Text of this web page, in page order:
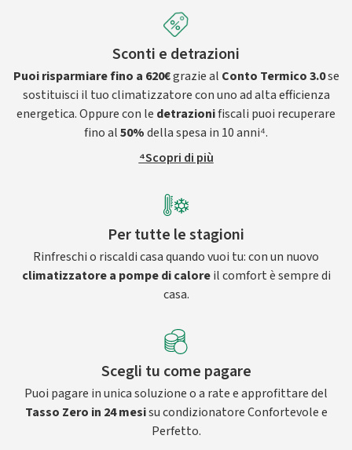
Sconti e detrazioni
Puoi risparmiare fino a 620€grazie al Conto Termico 3.0se
sostituisci il tuo climatizzatore con uno ad alta efficienza
energetica. Oppure con le detrazionifiscali puoi recuperare
fino al50%della spesa in 10 anni⁴.
⁴Scopri di più
Per tutte le stagioni
Rinfreschi o riscaldi casa quando vuoi tu: con un nuovo
climatizzatore a pompe di caloreil comfort è sempre di
casa.
Scegli tu come pagare
Puoi pagare in unica soluzione o a rate e approfittare del
Tasso Zero in 24 mesisu condizionatore Confortevole e
Perfetto.